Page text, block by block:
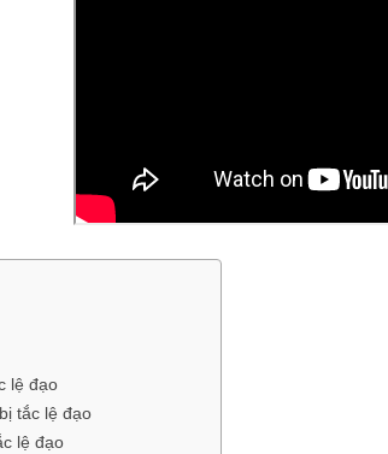
lệ đạo
tắc lệ đạo
lệ đạo